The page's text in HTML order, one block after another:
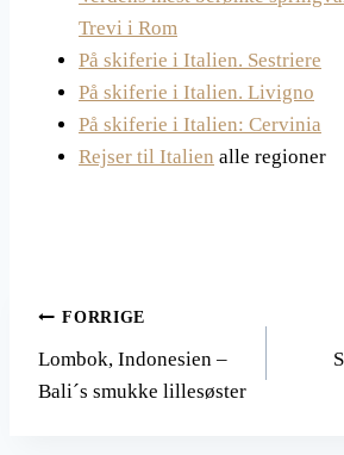
Trevi i Rom
På skiferie i Italien. Sestriere
På skiferie i Italien. Livigno
På skiferie i Italien: Cervinia
Rejser til Italien alle regioner
Indlægsnavigation
FORRIGE
Lombok, Indonesien –
Bali´s smukke lillesøster